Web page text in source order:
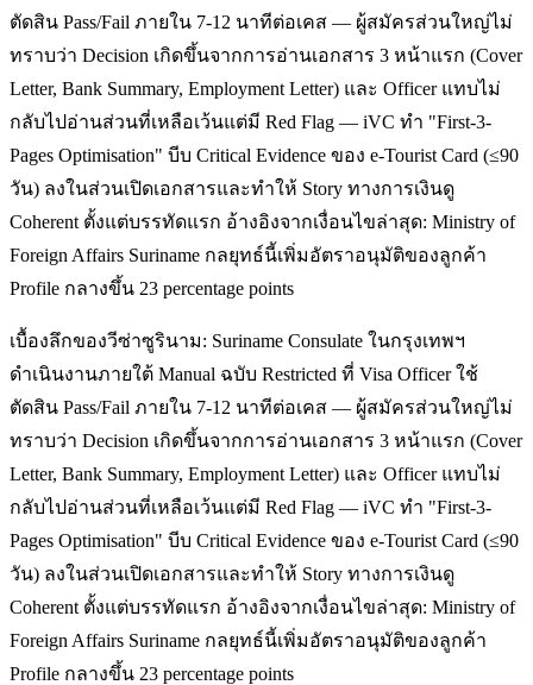
ตัดสิน Pass/Fail ภายใน 7-12 นาทีต่อเคส — ผู้สมัครส่วนใหญ่ไม่
ทราบว่า Decision เกิดขึ้นจากการอ่านเอกสาร 3 หน้าแรก (Cover
Letter, Bank Summary, Employment Letter) และ Officer แทบไม่
กลับไปอ่านส่วนที่เหลือเว้นแต่มี Red Flag — iVC ทำ "First-3-
Pages Optimisation" บีบ Critical Evidence ของ e-Tourist Card (≤90
วัน) ลงในส่วนเปิดเอกสารและทำให้ Story ทางการเงินดู
Coherent ตั้งแต่บรรทัดแรก อ้างอิงจากเงื่อนไขล่าสุด: Ministry of
Foreign Affairs Suriname กลยุทธ์นี้เพิ่มอัตราอนุมัติของลูกค้า
Profile กลางขึ้น 23 percentage points
เบื้องลึกของวีซ่าซูรินาม: Suriname Consulate ในกรุงเทพฯ
ดำเนินงานภายใต้ Manual ฉบับ Restricted ที่ Visa Officer ใช้
ตัดสิน Pass/Fail ภายใน 7-12 นาทีต่อเคส — ผู้สมัครส่วนใหญ่ไม่
ทราบว่า Decision เกิดขึ้นจากการอ่านเอกสาร 3 หน้าแรก (Cover
Letter, Bank Summary, Employment Letter) และ Officer แทบไม่
กลับไปอ่านส่วนที่เหลือเว้นแต่มี Red Flag — iVC ทำ "First-3-
Pages Optimisation" บีบ Critical Evidence ของ e-Tourist Card (≤90
วัน) ลงในส่วนเปิดเอกสารและทำให้ Story ทางการเงินดู
Coherent ตั้งแต่บรรทัดแรก อ้างอิงจากเงื่อนไขล่าสุด: Ministry of
Foreign Affairs Suriname กลยุทธ์นี้เพิ่มอัตราอนุมัติของลูกค้า
Profile กลางขึ้น 23 percentage points